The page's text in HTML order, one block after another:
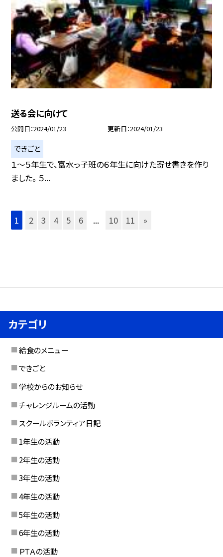
送る会に向けて
公開日 2024/01/23 更新日 2024/01/23
できごと
１〜５年生で、富水っ子班の６年生に向けた寄せ書きを作り
ました。 ５...
1 2 3 4 5 6 ... 10 11 »
カテゴリ
給食のメニュー
できごと
学校からのお知らせ
チャレンジルームの活動
スクールボランティア日記
1年生の活動
2年生の活動
3年生の活動
4年生の活動
5年生の活動
6年生の活動
ＰＴＡの活動